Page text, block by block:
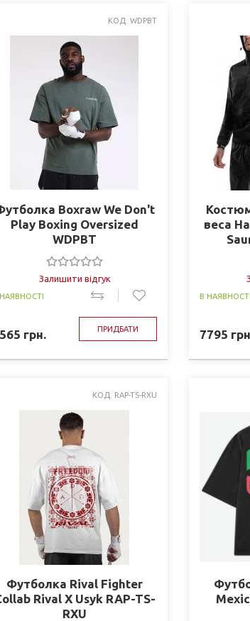
КОД: WDPBT
Boxraw We Don't
Play Boxing Oversized
WDPBT
Залишити відгук
грн. ПРИДБАТИ
веса
В НАЯВНОСТІ
7795
КОД: RAP-TS-RXU
Футболка Rival Fighter
Rival X Usyk RAP-TS-
RXU